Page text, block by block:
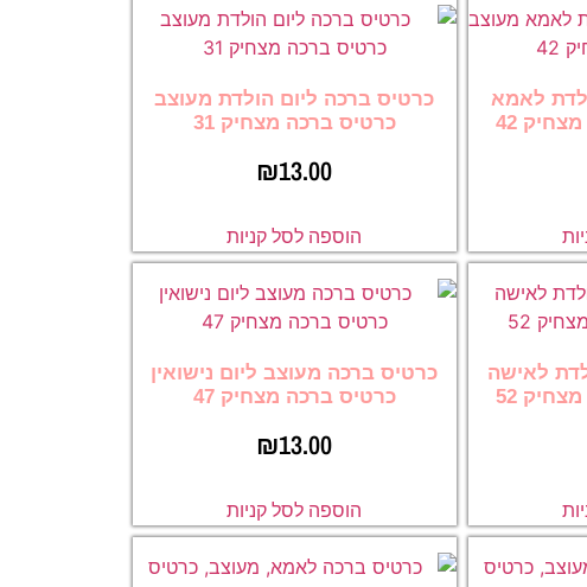
לאמא
42
כרטיס ברכה ליום הולדת מעוצב
כרטיס ברכה מצחיק 31
₪13.00
הוספה לסל קניות
לאישה
52
כרטיס ברכה מעוצב ליום נישואין
כרטיס ברכה מצחיק 47
₪13.00
הוספה לסל קניות